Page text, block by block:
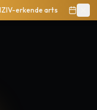
erkende arts